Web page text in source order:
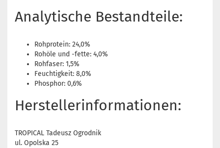
Analytische Bestandteile:
Rohprotein: 24,0%
Rohöle und -fette: 4,0%
Rohfaser: 1,5%
Feuchtigkeit: 8,0%
Phosphor: 0,6%
Herstellerinformationen:
TROPICAL Tadeusz Ogrodnik
ul. Opolska 25